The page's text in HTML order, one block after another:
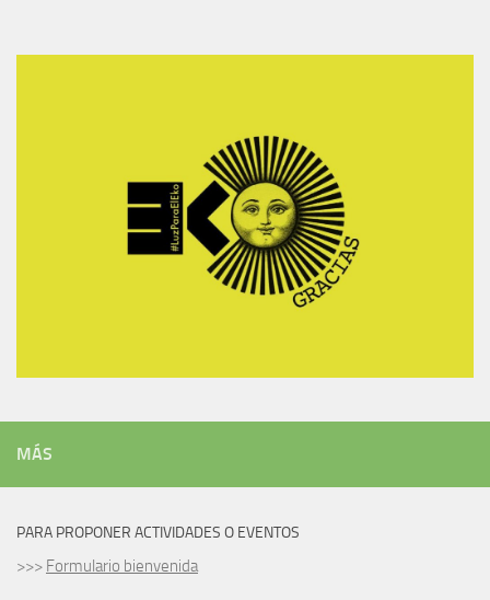
MÁS
PARA PROPONER ACTIVIDADES O EVENTOS
>>> Formulario bienvenida